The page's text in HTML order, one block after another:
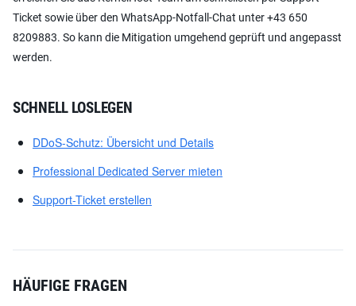
Ticket sowie über den WhatsApp-Notfall-Chat unter +43 650
8209883. So kann die Mitigation umgehend geprüft und angepasst
werden.
SCHNELL LOSLEGEN
DDoS-Schutz: Übersicht und Details
Professional Dedicated Server mieten
Support-Ticket erstellen
HÄUFIGE FRAGEN